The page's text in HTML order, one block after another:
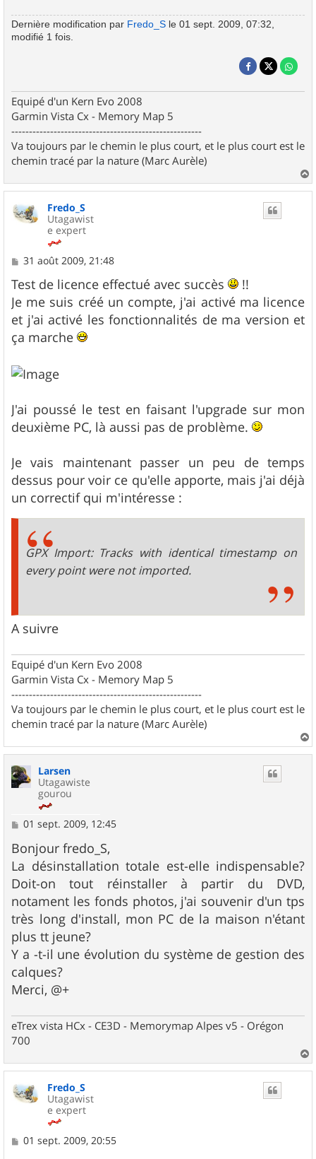
Dernière modification par Fredo_S le 01 sept. 2009, 07:32,
modifié 1 fois.
Equipé d'un Kern Evo 2008
Garmin Vista Cx - Memory Map 5
------------------------------------------------------
Va toujours par le chemin le plus court, et le plus court est le
chemin tracé par la nature (Marc Aurèle)
a
Fredo_S
Utagawist
e expert
M
s
s
a
g
e
31 août 2009, 21:48
Test de licence effectué avec succès
!!
Je me suis créé un compte, j'ai activé ma licence
et j'ai activé les fonctionnalités de ma version et
ça marche
J'ai poussé le test en faisant l'upgrade sur mon
deuxième PC, là aussi pas de problème.
Je vais maintenant passer un peu de temps
dessus pour voir ce qu'elle apporte, mais j'ai déjà
un correctif qui m'intéresse :
GPX Import: Tracks with identical timestamp on
every point were not imported.
A suivre
Equipé d'un Kern Evo 2008
Garmin Vista Cx - Memory Map 5
------------------------------------------------------
Va toujours par le chemin le plus court, et le plus court est le
chemin tracé par la nature (Marc Aurèle)
a
Larsen
Utagawiste
gourou
M
s
s
a
g
e
01 sept. 2009, 12:45
Bonjour fredo_S,
La désinstallation totale est-elle indispensable?
Doit-on tout réinstaller à partir du DVD,
notament les fonds photos, j'ai souvenir d'un tps
très long d'install, mon PC de la maison n'étant
plus tt jeune?
Y a -t-il une évolution du système de gestion des
calques?
Merci, @+
eTrex vista HCx - CE3D - Memorymap Alpes v5 - Orégon
700
a
Fredo_S
Utagawist
e expert
M
01 sept. 2009, 20:55